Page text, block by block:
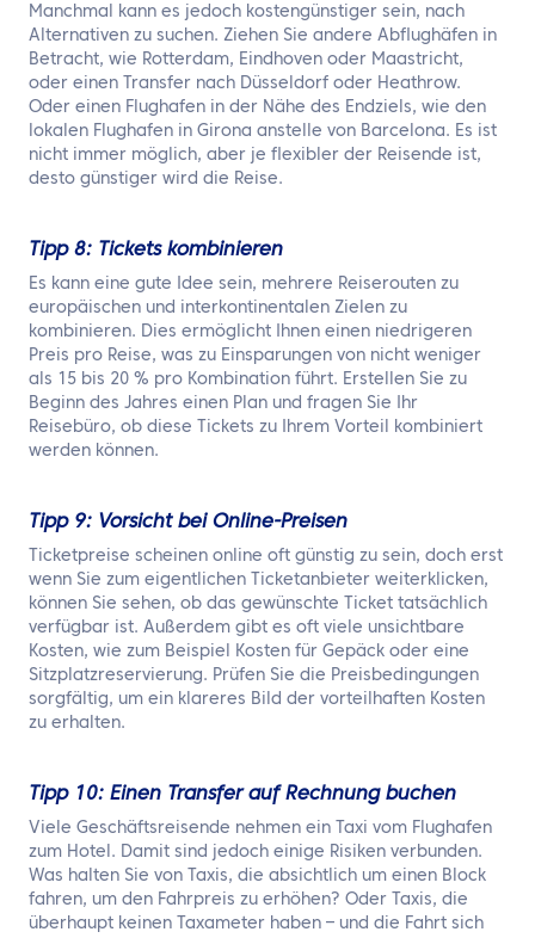
Manchmal kann es jedoch kostengünstiger sein, nach
Alternativen zu suchen. Ziehen Sie andere Abflughäfen in
Betracht, wie Rotterdam, Eindhoven oder Maastricht,
oder einen Transfer nach Düsseldorf oder Heathrow.
Oder einen Flughafen in der Nähe des Endziels, wie den
lokalen Flughafen in Girona anstelle von Barcelona. Es ist
nicht immer möglich, aber je flexibler der Reisende ist,
desto günstiger wird die Reise.
Tipp 8: Tickets kombinieren
Es kann eine gute Idee sein, mehrere Reiserouten zu
europäischen und interkontinentalen Zielen zu
kombinieren. Dies ermöglicht Ihnen einen niedrigeren
Preis pro Reise, was zu Einsparungen von nicht weniger
als 15 bis 20 % pro Kombination führt. Erstellen Sie zu
Beginn des Jahres einen Plan und fragen Sie Ihr
Reisebüro, ob diese Tickets zu Ihrem Vorteil kombiniert
werden können.
Tipp 9: Vorsicht bei Online-Preisen
Ticketpreise scheinen online oft günstig zu sein, doch erst
wenn Sie zum eigentlichen Ticketanbieter weiterklicken,
können Sie sehen, ob das gewünschte Ticket tatsächlich
verfügbar ist. Außerdem gibt es oft viele unsichtbare
Kosten, wie zum Beispiel Kosten für Gepäck oder eine
Sitzplatzreservierung. Prüfen Sie die Preisbedingungen
sorgfältig, um ein klareres Bild der vorteilhaften Kosten
zu erhalten.
Tipp 10: Einen Transfer auf Rechnung buchen
Viele Geschäftsreisende nehmen ein Taxi vom Flughafen
zum Hotel. Damit sind jedoch einige Risiken verbunden.
Was halten Sie von Taxis, die absichtlich um einen Block
fahren, um den Fahrpreis zu erhöhen? Oder Taxis, die
überhaupt keinen Taxameter haben – und die Fahrt sich